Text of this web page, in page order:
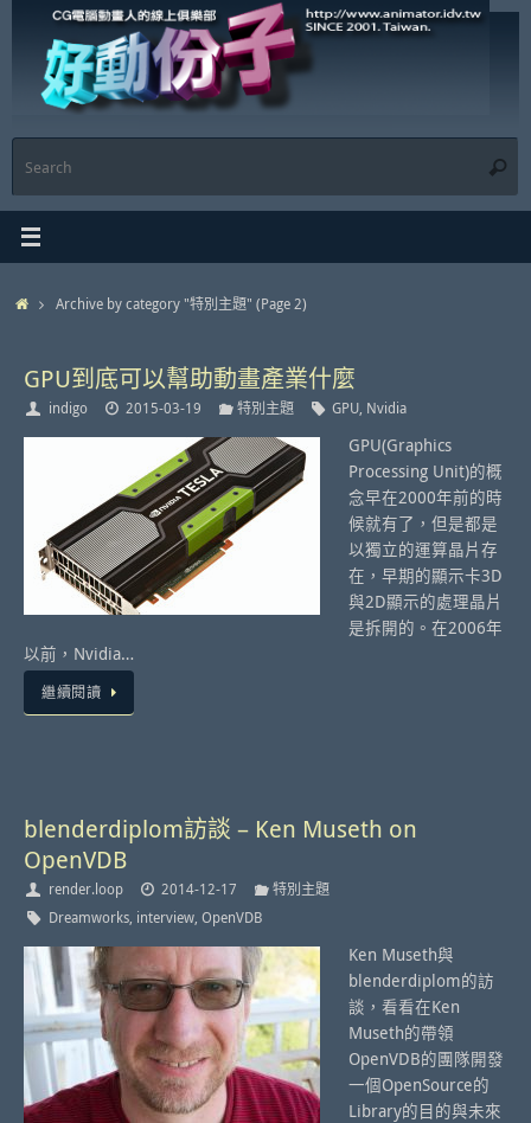
content
HomeArchive by category "特別主題" (Page 2)
GPU到底可以幫助動畫產業什麼
indigo 2015-03-19 特別主題 GPU, Nvidia
GPU(Graphics
Processing Unit)的概
念早在2000年前的時
候就有了，但是都是
以獨立的運算晶片存
在，早期的顯示卡3D
與2D顯示的處理晶片
是拆開的。在2006年
以前，Nvidia…
繼續閱讀
blenderdiplom訪談 – Ken Museth on
OpenVDB
render.loop 2014-12-17
特別主題
Dreamworks, interview, OpenVDB
Ken Museth與
blenderdiplom的訪
談，看看在Ken
Museth的帶領
OpenVDB的團隊開發
一個OpenSource的
Library的目的與未來